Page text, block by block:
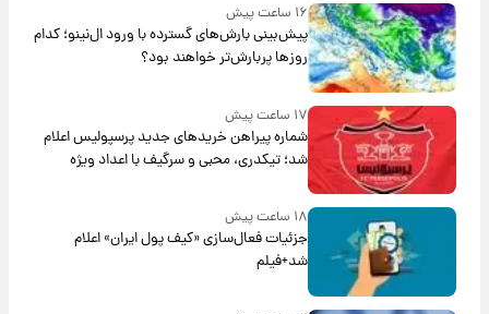
۱۶ ساعت پیش
پیش‌بینی بارش‌های گسترده با ورود ال‌نینو؛ کدام
روزها پربارش‌تر خواهند بود؟
۱۷ ساعت پیش
شماره پیراهن خریدهای جدید پرسپولیس اعلام
شد؛ تیکدری، محبی و سرگیف با اعداد ویژه
۱۸ ساعت پیش
جزئیات فعال‌سازی «کیف پول ایران» اعلام
شد+فیلم